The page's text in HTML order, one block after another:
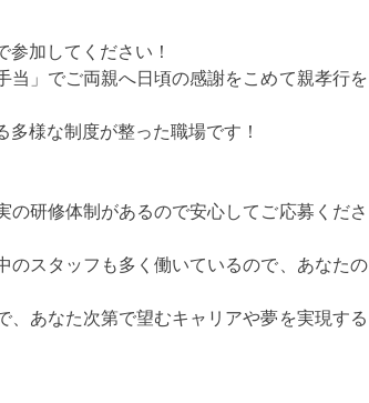
加してください！
」でご両親へ日頃の感謝をこめて親孝行を
様な制度が整った職場です！
研修体制があるので安心してご応募くださ
のスタッフも多く働いているので、あなたの
あなた次第で望むキャリアや夢を実現する